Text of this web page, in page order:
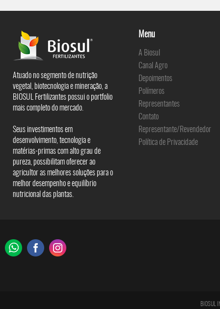
Atuado no segmento de nutrição
vegetal, biotecnologia e mineração, a
BIOSUL Fertilizantes possui o portfolio
mais completo do mercado.
Seus investimentos em
desenvolvimento, tecnologia e
matérias-primas com alto grau de
pureza, possibilitam oferecer ao
agricultor as melhores soluções para o
melhor desempenho e equilíbrio
nutricional das plantas.
Menu
A Biosul
Canal Agro
Depoimentos
Polímeros
Representantes
Contato
Representante/Revendedor
Política de Privacidade
BIOSUL